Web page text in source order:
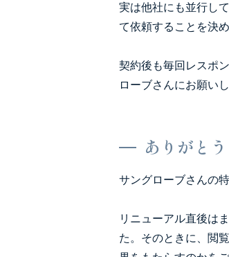
実は他社にも並行し
て依頼することを決め
契約後も毎回レスポ
ローブさんにお願い
ありがと
サングローブさんの
リニューアル直後は
た。そのときに、閲